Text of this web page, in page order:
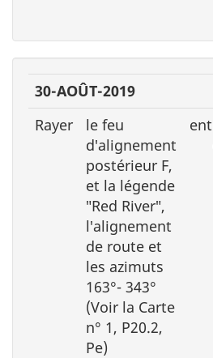
30-AOÛT-2019
Rayer
le feu
d′alignement
postérieur F,
et la légende
″Red River″,
l′alignement
de route et
les azimuts
163°- 343°
(Voir la Carte
n° 1, P20.2,
Pe)